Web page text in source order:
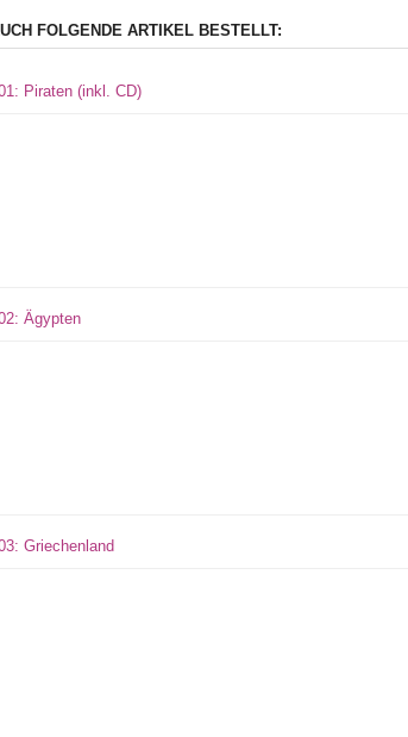
FOLGENDE ARTIKEL BESTELLT:
Piraten (inkl. CD)
Ägypten
Griechenland